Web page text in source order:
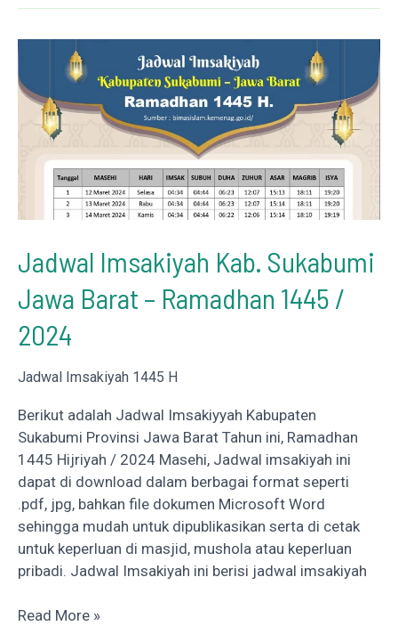
Jawa
–
Ramadhan
1445
Jadwal Imsakiyah Kab. Sukabumi
Jawa Barat – Ramadhan 1445 /
2024
Jadwal Imsakiyah 1445 H
Berikut adalah Jadwal Imsakiyyah Kabupaten
Sukabumi Provinsi Jawa Barat Tahun ini, Ramadhan
1445 Hijriyah / 2024 Masehi, Jadwal imsakiyah ini
dapat di download dalam berbagai format seperti
.pdf, jpg, bahkan file dokumen Microsoft Word
sehingga mudah untuk dipublikasikan serta di cetak
untuk keperluan di masjid, mushola atau keperluan
pribadi. Jadwal Imsakiyah ini berisi jadwal imsakiyah
Jadwal
Read More »